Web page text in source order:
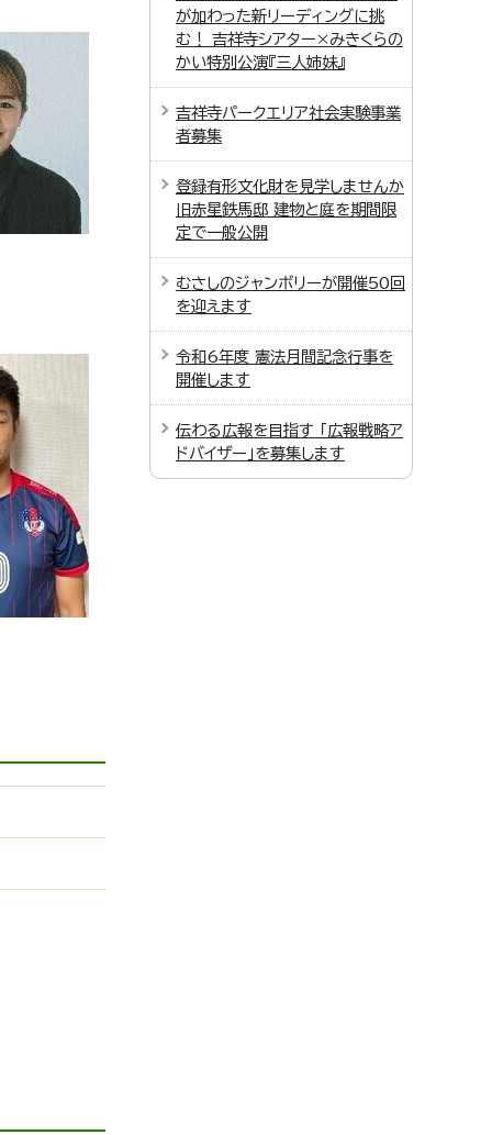
が加わった新リーディングに挑
む！ 吉祥寺シアター×みきくらの
かい特別公演『三人姉妹』
吉祥寺パークエリア社会実験事業
者募集
登録有形文化財を見学しませんか
旧赤星鉄馬邸 建物と庭を期間限
定で一般公開
むさしのジャンボリーが開催50回
を迎えます
令和6年度 憲法月間記念行事を
開催します
伝わる広報を目指す 「広報戦略ア
ドバイザー」を募集します